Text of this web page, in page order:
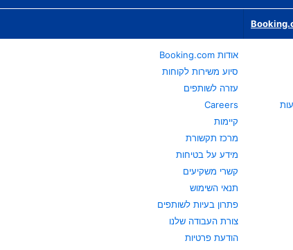
אודות Booking.com
סיוע משירות לקוחות
עזרה לשותפים
Careers
קיימות
מרכז תקשורת
מידע על בטיחות
קשרי משקיעים
תנאי השימוש
פתרון בעיות לשותפים
צורת העבודה שלנו
הודעת פרטיות